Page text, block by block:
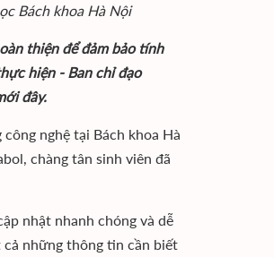
Bách khoa Hà Nội
thiện để đảm bảo tính
hiện - Ban chỉ đạo
đây.
nghệ tại Bách khoa Hà
chàng tân sinh viên đã
nhật nhanh chóng và dễ
những thông tin cần biết